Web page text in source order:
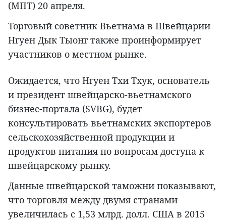
(МПТ) 20 апреля.
Торговый советник Вьетнама в Швейцарии
Нгуен Дык Тыонг также проинформирует
участников о местном рынке.
Ожидается, что Нгуен Тхи Тхук, основатель
и президент швейцарско-вьетнамского
бизнес-портала (SVBG), будет
консультировать вьетнамских экспортеров
сельскохозяйственной продукции и
продуктов питания по вопросам доступа к
швейцарскому рынку.
Данные швейцарской таможни показывают,
что торговля между двумя странами
увеличилась с 1,53 млрд. долл. США в 2015